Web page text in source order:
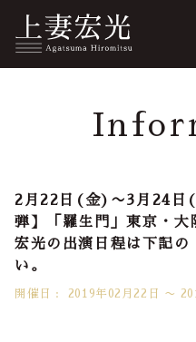
2月22日(金)〜3月24日
弾】「羅生門」東京・
宏光の出演日程は下記の
い。
開催日 : 2019年02月22日 〜